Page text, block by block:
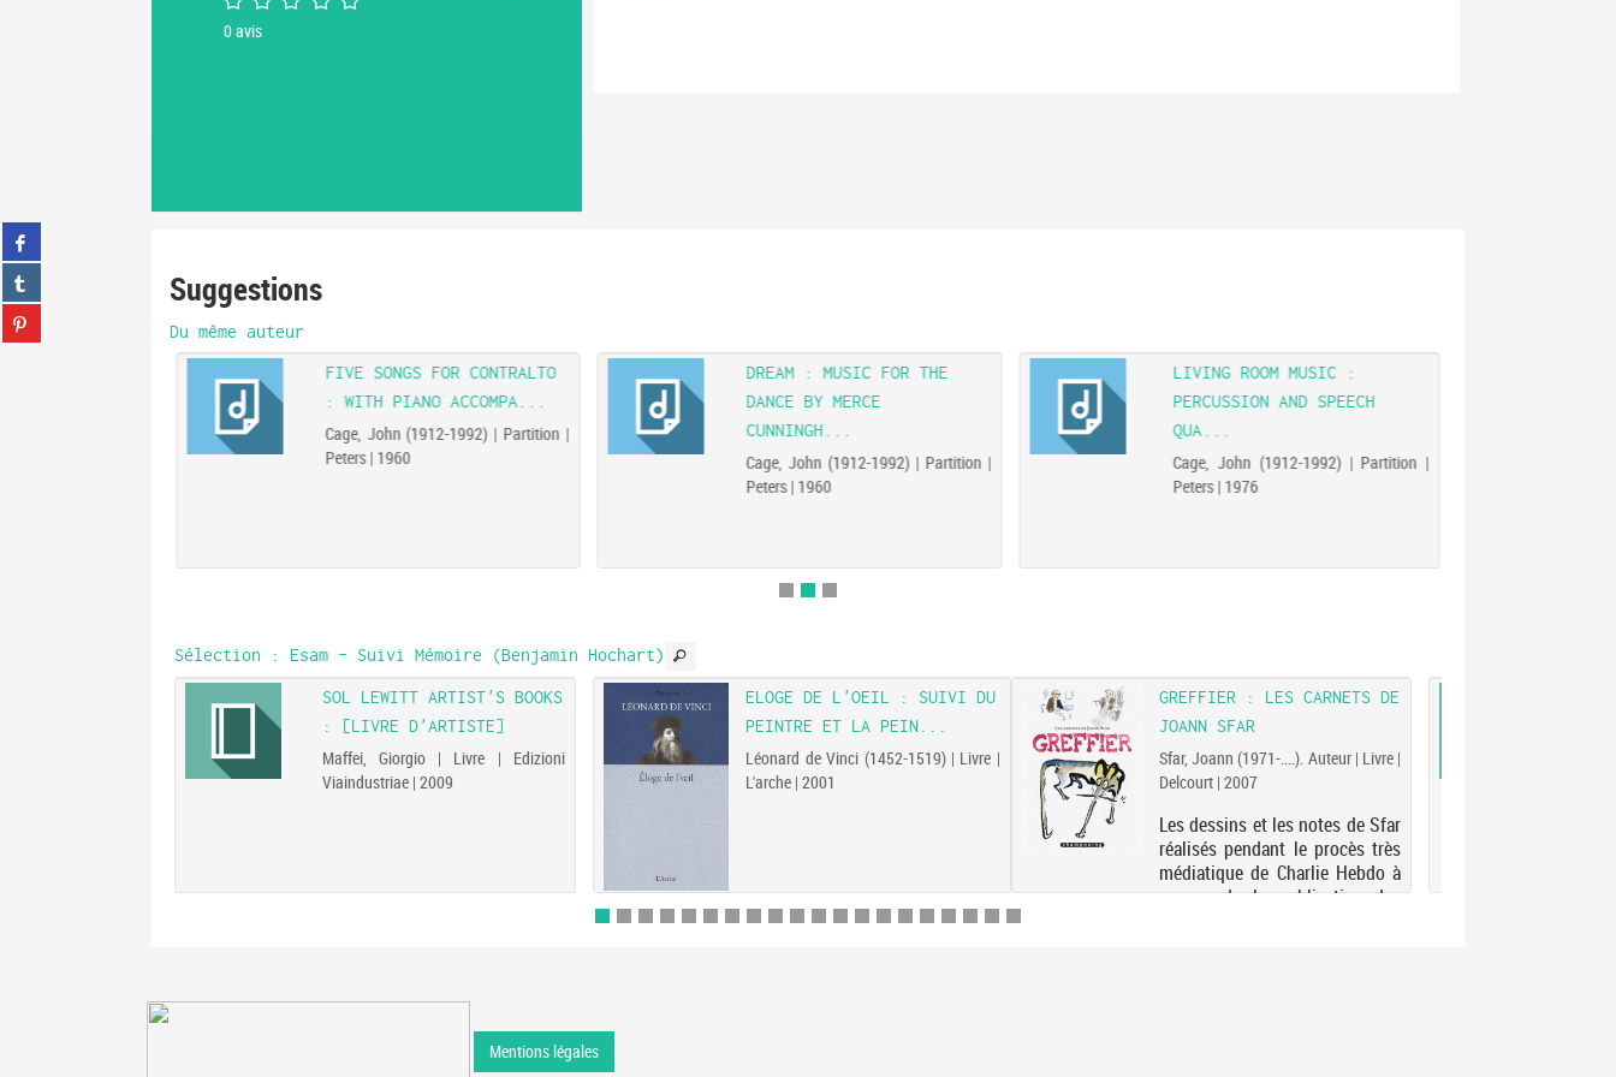
Partager
sur
facebook
(Nouvelle
fenêtre)
Partager
sur
tumblr
(Nouvelle
Partager
sur
0avis
Suggestions
Du même auteur
DREAM : MUSIC FOR THE
DANCE BY MERCE
CUNNINGH...
Cage, John (1912-1992) | Partition |
Peters | 1960
LIVING ROOM MUSIC :
PERCUSSION AND SPEECH
QUA...
Cage, John (1912-1992) | Partition |
Peters | 1976
FIVE SONGS FOR CONTRALTO
: WITH PIANO ACCOMPA...
Cage, John (1912-1992) | Partition |
Peters | 1960
Sélection : Esam - Suivi Mémoire (Benjamin Hochart)
SOL LEWITT ARTIST'S BOOKS
: [LIVRE D'ARTISTE]
Maffei, Giorgio | Livre | Edizioni
Viaindustriae | 2009
ELOGE DE L'OEIL : SUIVI DU
PEINTRE ET LA PEIN...
Léonard de Vinci (1452-1519) | Livre |
L'arche | 2001
GREFFIER : LES CARNETS DE
JOANN SFAR
Sfar, Joann (1971-....). Auteur | Livre |
Delcourt | 2007
Les dessins et les notes de Sfar
réalisés pendant le procès très
médiatique de Charlie Hebdo à
propos de la publication des
Mentions légales